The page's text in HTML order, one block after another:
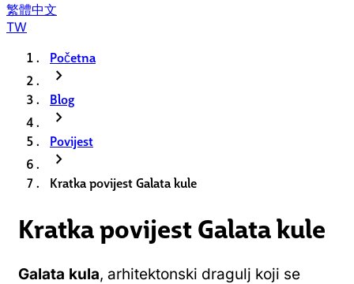
繁體中文
TW
Početna
chevron_right
Blog
chevron_right
Povijest
chevron_right
Kratka povijest Galata kule
Kratka povijest Galata kule
Galata kula, arhitektonski dragulj koji se